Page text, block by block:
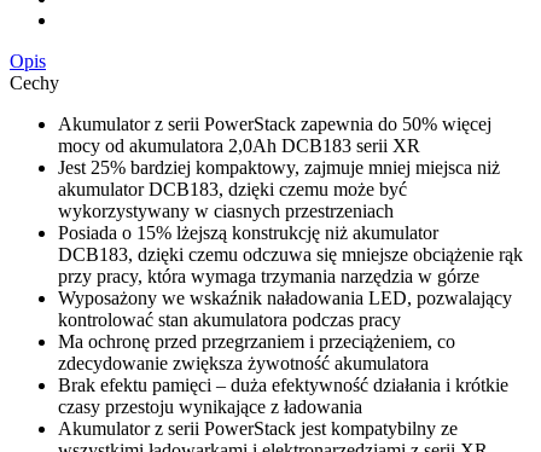
Opis
Cechy
Akumulator z serii PowerStack zapewnia do 50% więcej
mocy od akumulatora 2,0Ah DCB183 serii XR
Jest 25% bardziej kompaktowy, zajmuje mniej miejsca niż
akumulator DCB183, dzięki czemu może być
wykorzystywany w ciasnych przestrzeniach
Posiada o 15% lżejszą konstrukcję niż akumulator
DCB183, dzięki czemu odczuwa się mniejsze obciążenie rąk
przy pracy, która wymaga trzymania narzędzia w górze
Wyposażony we wskaźnik naładowania LED, pozwalający
kontrolować stan akumulatora podczas pracy
Ma ochronę przed przegrzaniem i przeciążeniem, co
zdecydowanie zwiększa żywotność akumulatora
Brak efektu pamięci – duża efektywność działania i krótkie
czasy przestoju wynikające z ładowania
Akumulator z serii PowerStack jest kompatybilny ze